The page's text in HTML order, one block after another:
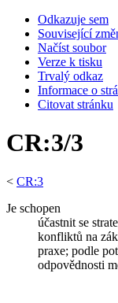
Odkazuje sem
Související
Načíst soubor
Verze k tisku
Trvalý odkaz
Informace o
Citovat stránku
CR:3/3
< CR:3
Je schopen
účastnit se
konfliktů na
praxe; podle
odpovědnosti